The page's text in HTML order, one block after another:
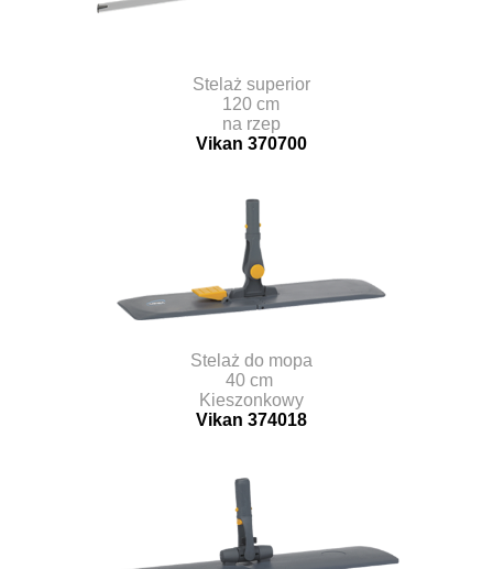
Stelaż superior
120 cm
na rzep
Vikan 370700
Stelaż do mopa
40 cm
Kieszonkowy
Vikan 374018